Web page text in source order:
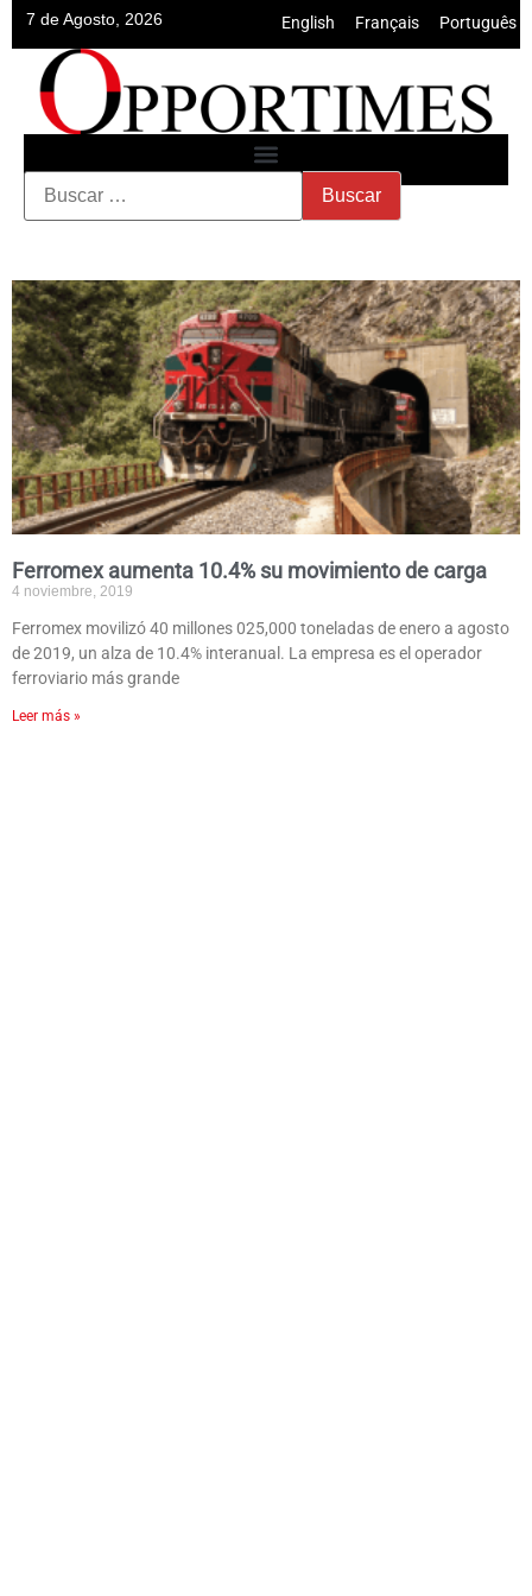
7 de Agosto, 2026 English Français Português
Ferromex aumenta 10.4% su movimiento de carga
4 noviembre, 2019
Ferromex movilizó 40 millones 025,000 toneladas de enero a agosto
de 2019, un alza de 10.4% interanual. La empresa es el operador
ferroviario más grande
Leer más »